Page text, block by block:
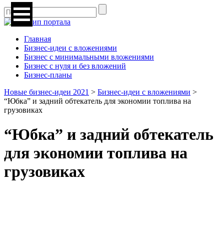
Главная
Бизнес-идеи с вложениями
Бизнес с минимальными вложениями
Бизнес с нуля и без вложений
Бизнес-планы
Новые бизнес-идеи 2021 > Бизнес-идеи с вложениями >
“Юбка” и задний обтекатель для экономии топлива на
грузовиках
“Юбка” и задний обтекатель
для экономии топлива на
грузовиках